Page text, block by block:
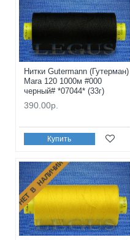
Нитки Gutermann (Гутерман)
Mara 120 1000м #000
черный# *07044* (33г)
390.00р.
Купить
НЕТ В НАЛИЧИИ